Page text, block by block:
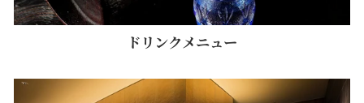
ドリンクメニュー